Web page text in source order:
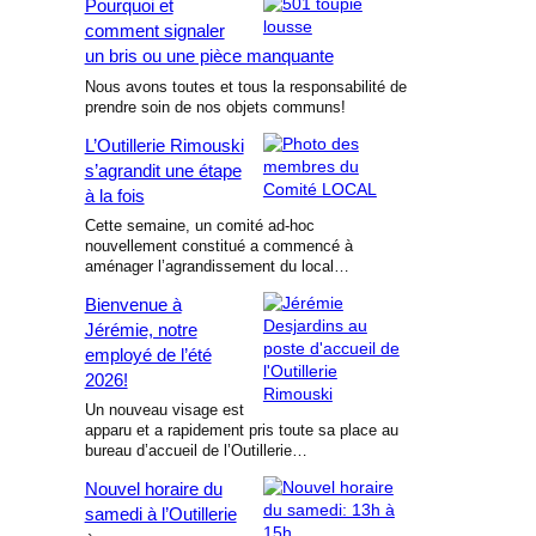
Pourquoi et
comment signaler
un bris ou une pièce manquante
Nous avons toutes et tous la responsabilité de
prendre soin de nos objets communs!
L’Outillerie Rimouski
s’agrandit une étape
à la fois
Cette semaine, un comité ad-hoc
nouvellement constitué a commencé à
aménager l’agrandissement du local…
Bienvenue à
Jérémie, notre
employé de l’été
2026!
Un nouveau visage est
apparu et a rapidement pris toute sa place au
bureau d’accueil de l’Outillerie…
Nouvel horaire du
samedi à l’Outillerie